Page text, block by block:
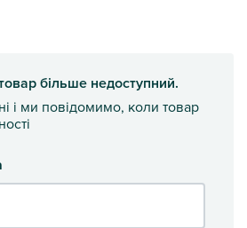
більше недоступний.
і ми повідомимо, коли товар